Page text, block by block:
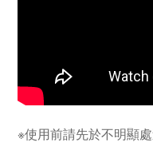
※使用前請先於不明顯